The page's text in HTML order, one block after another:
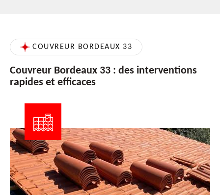
COUVREUR BORDEAUX 33
Couvreur Bordeaux 33 : des interventions
rapides et efficaces